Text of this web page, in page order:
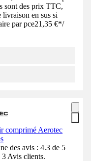
sont des prix TTC,
livraison en sus si
par pce21,35 €*/
comprimé Aerotec
des avis : 4.3 de 5
3 Avis clients.